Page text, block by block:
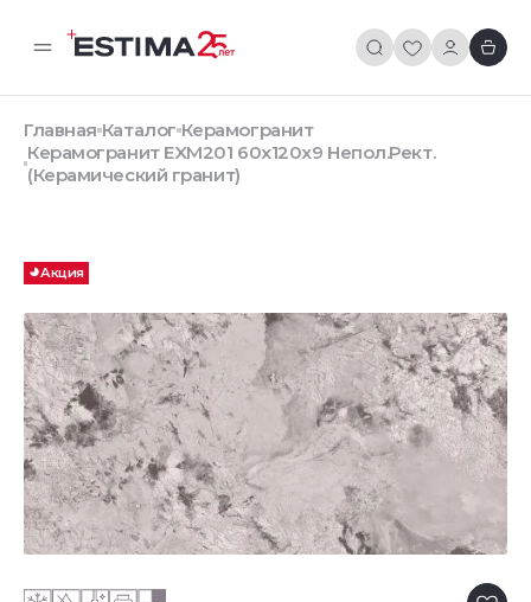
Главная Каталог Керамогранит
Керамогранит EXM201 60x120x9 Непол.Рект.
(Керамический гранит)
Акция